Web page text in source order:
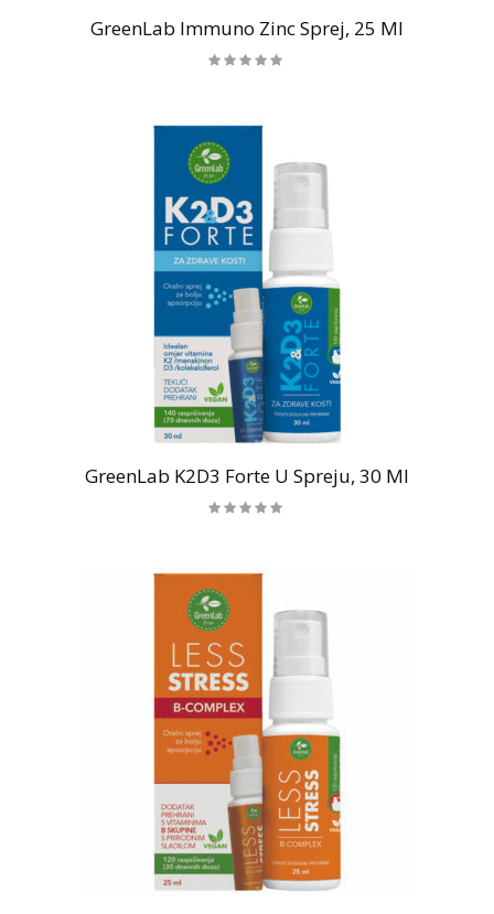
GreenLab Immuno Zinc Sprej, 25 Ml
GreenLab K2D3 Forte U Spreju, 30 Ml